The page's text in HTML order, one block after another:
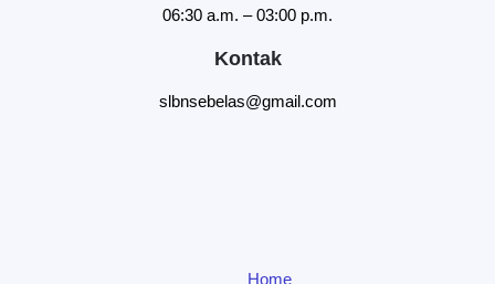
06:30 a.m. – 03:00 p.m.
Kontak
slbnsebelas@gmail.com
Home